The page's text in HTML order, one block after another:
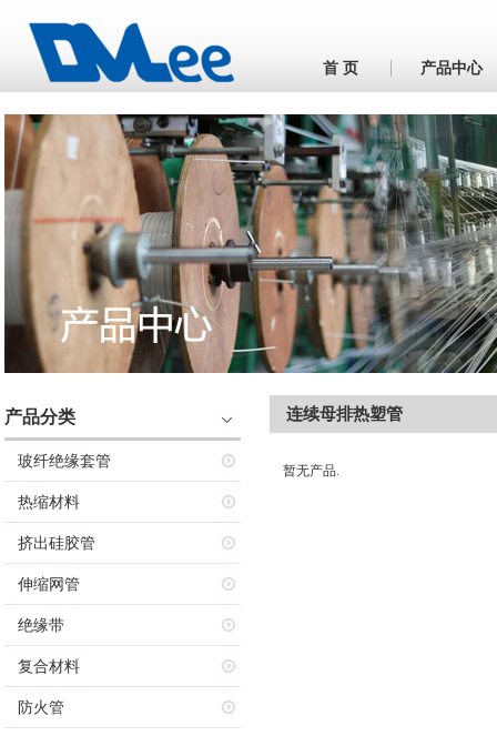
首 页 产品中心
产品分类
玻纤绝缘套管
热缩材料
挤出硅胶管
伸缩网管
绝缘带
复合材料
防火管
连续母排热塑管
暂无产品.